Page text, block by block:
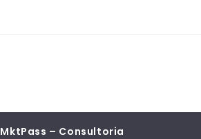
MktPass – Consultoria